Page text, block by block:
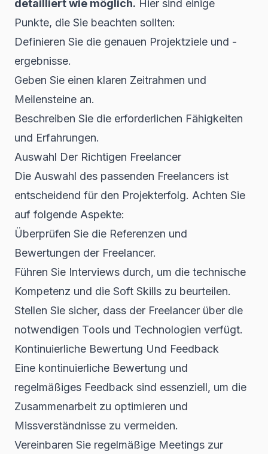
detailliert wie möglich. Hier sind einige
Punkte, die Sie beachten sollten:
Definieren Sie die genauen Projektziele und -
ergebnisse.
Geben Sie einen klaren Zeitrahmen und
Meilensteine an.
Beschreiben Sie die erforderlichen Fähigkeiten
und Erfahrungen.
Auswahl Der Richtigen Freelancer
Die Auswahl des passenden Freelancers ist
entscheidend für den Projekterfolg. Achten Sie
auf folgende Aspekte:
Überprüfen Sie die Referenzen und
Bewertungen der Freelancer.
Führen Sie Interviews durch, um die technische
Kompetenz und die Soft Skills zu beurteilen.
Stellen Sie sicher, dass der Freelancer über die
notwendigen Tools und Technologien verfügt.
Kontinuierliche Bewertung Und Feedback
Eine kontinuierliche Bewertung und
regelmäßiges Feedback sind essenziell, um die
Zusammenarbeit zu optimieren und
Missverständnisse zu vermeiden.
Vereinbaren Sie regelmäßige Meetings zur